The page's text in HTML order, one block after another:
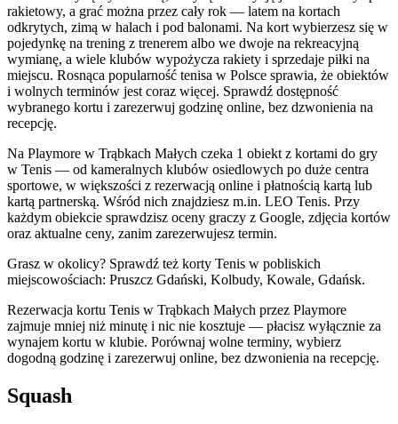
rakietowy, a grać można przez cały rok — latem na kortach
odkrytych, zimą w halach i pod balonami. Na kort wybierzesz się w
pojedynkę na trening z trenerem albo we dwoje na rekreacyjną
wymianę, a wiele klubów wypożycza rakiety i sprzedaje piłki na
miejscu. Rosnąca popularność tenisa w Polsce sprawia, że obiektów
i wolnych terminów jest coraz więcej. Sprawdź dostępność
wybranego kortu i zarezerwuj godzinę online, bez dzwonienia na
recepcję.
Na Playmore w Trąbkach Małych czeka 1 obiekt z kortami do gry
w Tenis — od kameralnych klubów osiedlowych po duże centra
sportowe, w większości z rezerwacją online i płatnością kartą lub
kartą partnerską. Wśród nich znajdziesz m.in. LEO Tenis. Przy
każdym obiekcie sprawdzisz oceny graczy z Google, zdjęcia kortów
oraz aktualne ceny, zanim zarezerwujesz termin.
Grasz w okolicy? Sprawdź też korty Tenis w pobliskich
miejscowościach: Pruszcz Gdański, Kolbudy, Kowale, Gdańsk.
Rezerwacja kortu Tenis w Trąbkach Małych przez Playmore
zajmuje mniej niż minutę i nic nie kosztuje — płacisz wyłącznie za
wynajem kortu w klubie. Porównaj wolne terminy, wybierz
dogodną godzinę i zarezerwuj online, bez dzwonienia na recepcję.
Squash